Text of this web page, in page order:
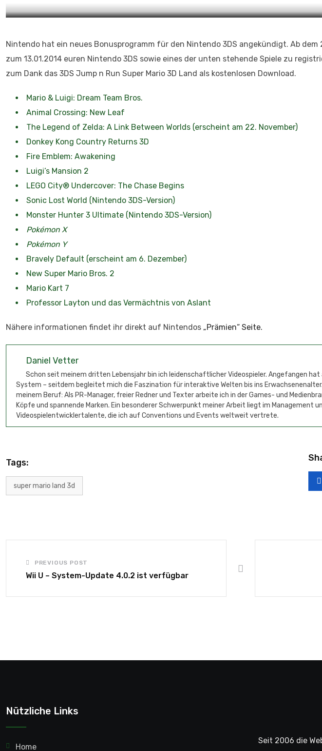
Nintendo hat ein neues Bonusprogramm für den Nintendo 3DS angekündigt. Ab dem
zum 13.01.2014 euren Nintendo 3DS sowie eines der unten stehende Spiele zu
zum Dank das 3DS Jump n Run Super Mario 3D Land als kostenlosen Download.
Mario & Luigi: Dream Team Bros.
Animal Crossing: New Leaf
The Legend of Zelda: A Link Between Worlds (erscheint am 22. November)
Donkey Kong Country Returns 3D
Fire Emblem: Awakening
Luigi’s Mansion 2
LEGO City® Undercover: The Chase Begins
Sonic Lost World (Nintendo 3DS-Version)
Monster Hunter 3 Ultimate (Nintendo 3DS-Version)
Pokémon X
Pokémon Y
Bravely Default (erscheint am 6. Dezember)
New Super Mario Bros. 2
Mario Kart 7
Professor Layton und das Vermächtnis von Aslant
Nähere informationen findet ihr direkt auf Nintendos „Prämien“ Seite.
Daniel Vetter
Schon seit meinem dritten Lebensjahr bin ich leidenschaftlicher Videospieler. Angefangen
System – seitdem begleitet mich die Faszination für interaktive Welten bis ins
meinem Beruf: Als PR-Manager, freier Redner und Texter arbeite ich in der Games- und
Köpfe und spannende Marken. Ein besonderer Schwerpunkt meiner Arbeit liegt im Management
Videospielentwicklertalente, die ich auf Conventions und Events weltweit vertrete.
Tags:
super mario land 3d
PREVIOUS POST
Wii U – System-Update 4.0.2 ist verfügbar
Nützliche Links
Home
Seit 2006 die